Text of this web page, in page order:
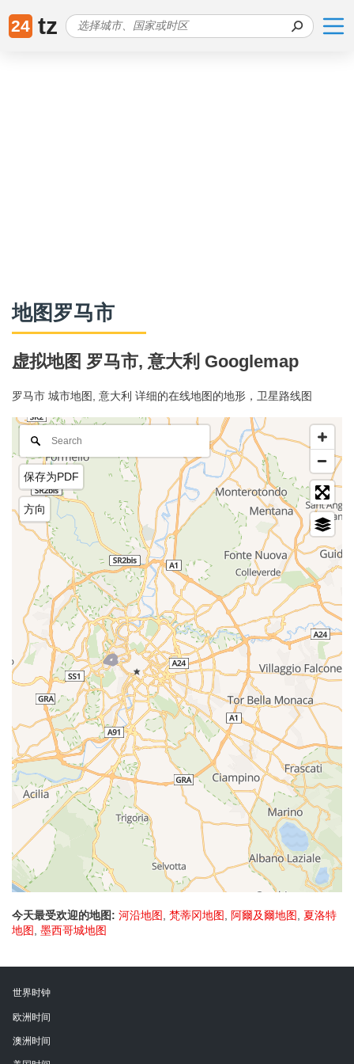
24 tz
地图罗马市
虚拟地图 罗马市, 意大利 Googlemap
罗马市 城市地图, 意大利 详细的在线地图的地形，卫星路线图
保存为PDF
方向
今天最受欢迎的地图: 河沿地图, 梵蒂冈地图, 阿爾及爾地图, 夏洛特
地图, 墨西哥城地图
世界时钟
欧洲时间
澳洲时间